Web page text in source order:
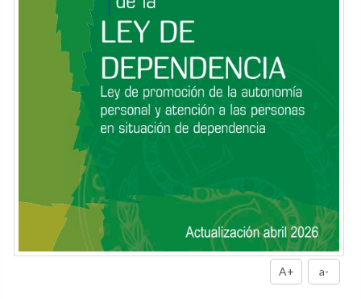
A+ a-